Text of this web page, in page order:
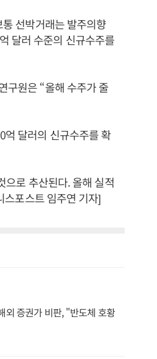
선박거래는 발주의향
달러 수준의 신규수주를
구원은 “올해 수주가 줄
억 달러의 신규수주를 확
으로 추산된다. 올해 실적
포스트 임주연 기자]
외 증권가 비판, "반도체 호황